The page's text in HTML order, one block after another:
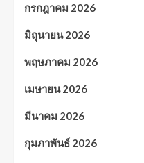
กรกฎาคม 2026
มิถุนายน 2026
พฤษภาคม 2026
เมษายน 2026
มีนาคม 2026
กุมภาพันธ์ 2026